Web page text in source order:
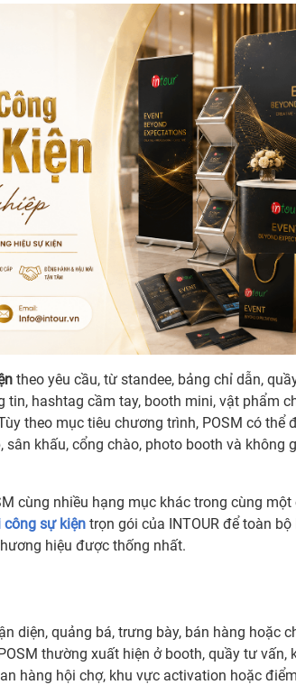
theo yêu cầu, từ standee, bảng chỉ dẫn,
tin, hashtag cầm tay, booth mini, vật phẩm
theo mục tiêu chương trình, POSM có thể
sân khấu, cổng chào, photo booth và không
cùng nhiều hạng mục khác trong cùng
công sự kiện trọn gói của INTOUR để toàn
hiệu được thống nhất.
diện, quảng bá, trưng bày, bán hàng hoặc
thường xuất hiện ở booth, quầy tư vấn,
hàng hội chợ, khu vực activation hoặc